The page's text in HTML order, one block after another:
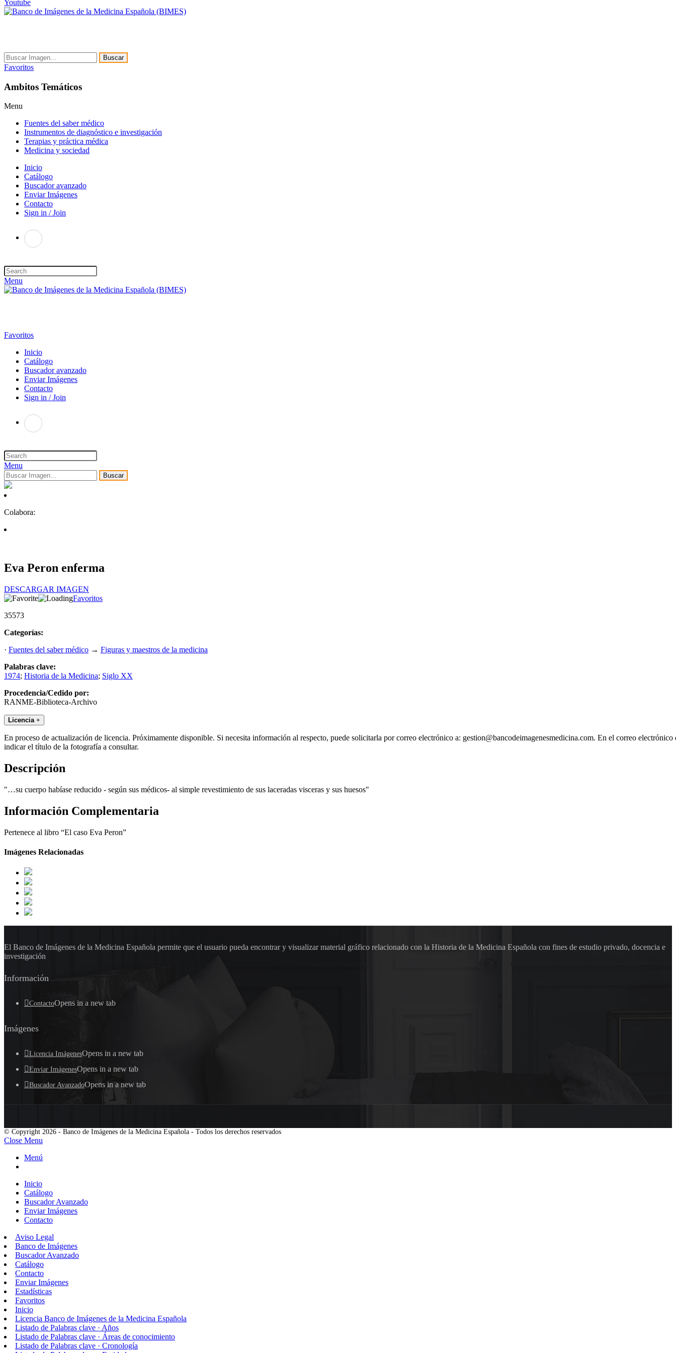
Youtube
Buscar
Favoritos
Ambitos Temáticos
Menu
Fuentes del saber médico
Instrumentos de diagnóstico e investigación
Terapias y práctica médica
Medicina y sociedad
Inicio
Catálogo
Buscador avanzado
Enviar Imágenes
Contacto
Sign in / Join
Menu
Favoritos
Inicio
Catálogo
Buscador avanzado
Enviar Imágenes
Contacto
Sign in / Join
Menu
Buscar
Colabora:
Eva Peron enferma
DESCARGAR IMAGEN
Favoritos
35573
Categorías:
· Fuentes del saber médico → Figuras y maestros de la medicina
Palabras clave:
1974; Historia de la Medicina; Siglo XX
Procedencia/Cedido por:
RANME-Biblioteca-Archivo
Licencia +
En proceso de actualización de licencia. Próximamente disponible. Si necesita información al respecto, puede solicitarla por correo electrónico a: gestion@bancodeimagenesmedicina.com. En el correo electrónico
indicar el título de la fotografía a consultar.
Descripción
"…su cuerpo habíase reducido - según sus médicos- al simple revestimiento de sus laceradas visceras y sus huesos"
Información Complementaria
Pertenece al libro “El caso Eva Peron”
Imágenes Relacionadas
El Banco de Imágenes de la Medicina Española permite que el usuario pueda encontrar y visualizar material gráfico relacionado con la Historia de la Medicina Española con fines de estudio privado, docencia e
investigación
Información
ContactoOpens in a new tab
Imágenes
Licencia ImágenesOpens in a new tab
Enviar ImágenesOpens in a new tab
Buscador AvanzadoOpens in a new tab
© Copyright 2026 - Banco de Imágenes de la Medicina Española - Todos los derechos reservados
Close Menu
Menú
Inicio
Catálogo
Buscador Avanzado
Enviar Imágenes
Contacto
Aviso Legal
Banco de Imágenes
Buscador Avanzado
Catálogo
Contacto
Enviar Imágenes
Estadísticas
Favoritos
Inicio
Licencia Banco de Imágenes de la Medicina Española
Listado de Palabras clave · Años
Listado de Palabras clave · Áreas de conocimiento
Listado de Palabras clave · Cronología